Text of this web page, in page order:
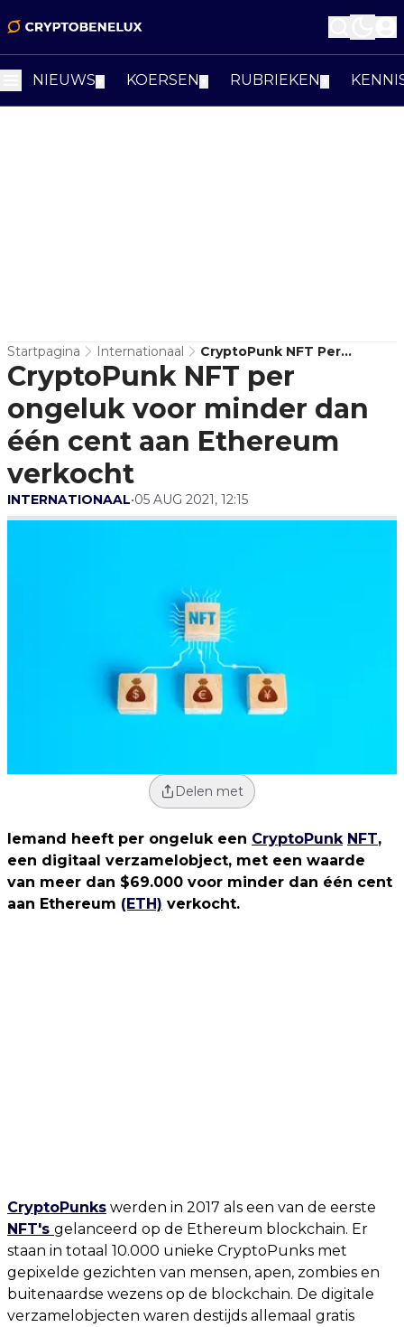
NIEUWS KOERSEN RUBRIEKEN
Startpagina Internationaal
CryptoPunk NFT Per
Ongeluk Voor Minder Dan
Één Cent Aan Ethereum
Verkocht
CryptoPunk NFT per
ongeluk voor minder dan
één cent aan Ethereum
verkocht
INTERNATIONAAL•05 AUG 2021, 12:15
Delen met
Iemand heeft per ongeluk een CryptoPunk NFT,
een digitaal verzamelobject, met een waarde
van meer dan $69.000 voor minder dan één cent
aan Ethereum (ETH) verkocht.
CryptoPunks werden in 2017 als een van de eerste
NFT's gelanceerd op de Ethereum blockchain. Er
staan in totaal 10.000 unieke CryptoPunks met
gepixelde gezichten van mensen, apen, zombies en
buitenaardse wezens op de blockchain. De digitale
verzamelobjecten waren destijds allemaal gratis